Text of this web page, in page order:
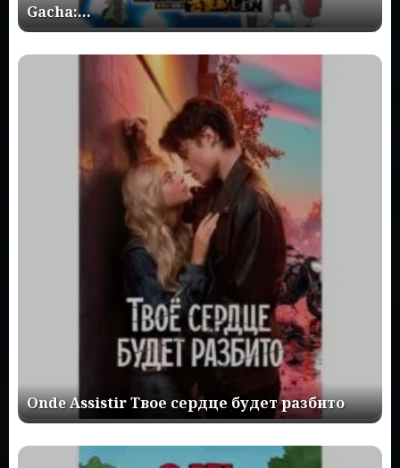
Gacha:…
Onde Assistir Твое сердце будет разбито